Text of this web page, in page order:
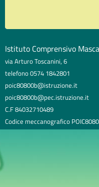
Istituto Comprensivo
via Arturo Toscanini, 6
telefono 0574 1842801
poic80800b@istruzione.it
poic80800b@pec.istruzione.it
C.F 84032710489
Codice meccanografico